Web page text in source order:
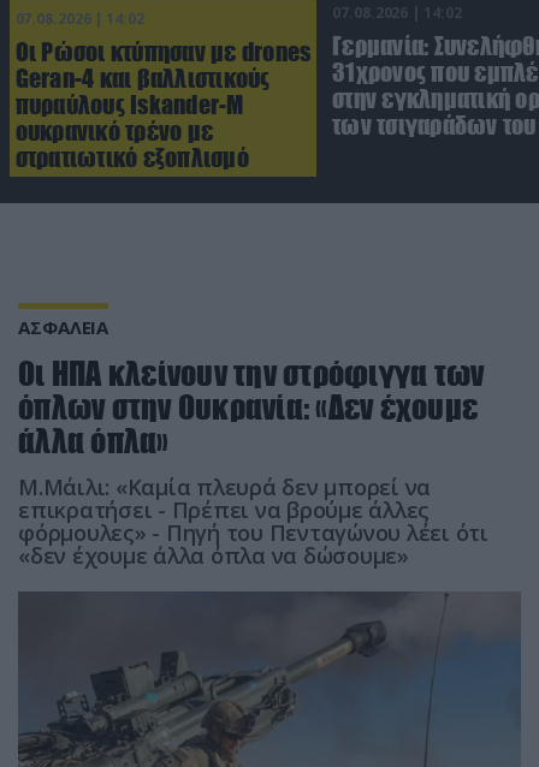
07.08.2026 | 14:02
Οι Ρώσοι κτύπησαν με drones
Geran-4 και βαλλιστικούς
πυραύλους Iskander-M
ουκρανικό τρένο με
στρατιωτικό εξοπλισμό
07.08.2026 | 14:02
Γερμανία:
31χρονος που
στην εγκληματική
των τσιγαράδων του
ΑΣΦΑΛΕΙΑ
Οι ΗΠΑ κλείνουν την στρόφιγγα των
όπλων στην Ουκρανία: «Δεν έχουμε
άλλα όπλα»
Μ.Μάιλι: «Καμία πλευρά δεν μπορεί να
επικρατήσει - Πρέπει να βρούμε άλλες
φόρμουλες» - Πηγή του Πενταγώνου λέει ότι
«δεν έχουμε άλλα όπλα να δώσουμε»